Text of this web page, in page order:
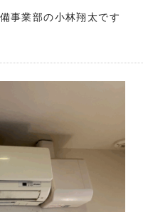
事業部の小林翔太です